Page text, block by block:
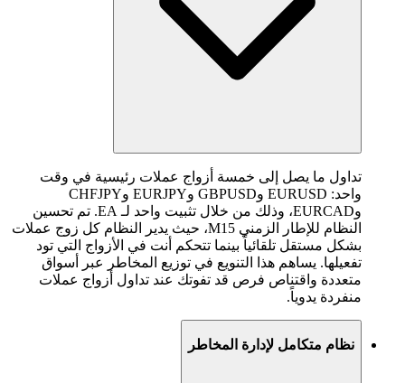
تداول ما يصل إلى خمسة أزواج عملات رئيسية في وقت
واحد: EURUSD وGBPUSD وEURJPY وCHFJPY
وEURCAD، وذلك من خلال تثبيت واحد لـ EA. تم تحسين
النظام للإطار الزمني M15، حيث يدير النظام كل زوج عملات
بشكل مستقل تلقائياً بينما تتحكم أنت في الأزواج التي تود
تفعيلها. يساهم هذا التنويع في توزيع المخاطر عبر أسواق
متعددة واقتناص فرص قد تفوتك عند تداول أزواج عملات
منفردة يدوياً.
نظام متكامل لإدارة المخاطر